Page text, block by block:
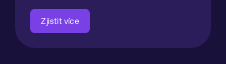
Zjistit více